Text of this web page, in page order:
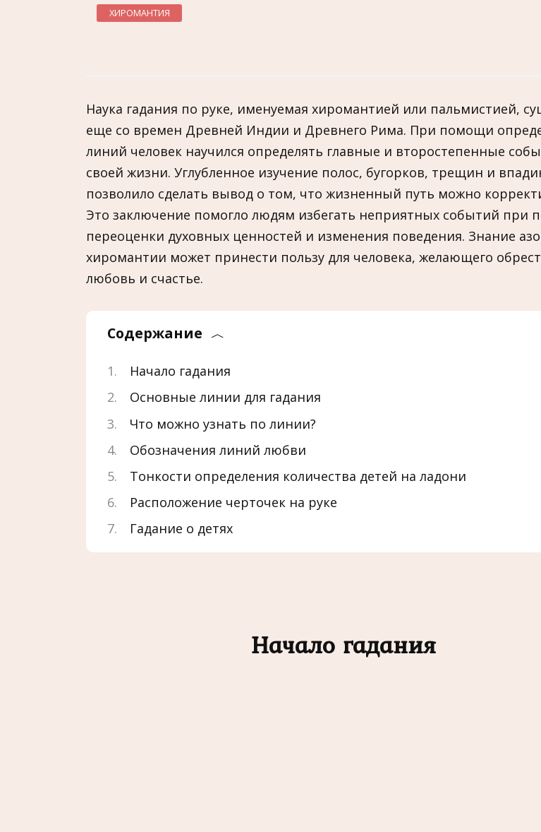
ХИРОМАНТИЯ
Наука гадания по руке, именуемая хиромантией или пальмистией,
еще со времен Древней Индии и Древнего Рима. При помощи
линий человек научился определять главные и второстепенные
своей жизни. Углубленное изучение полос, бугорков, трещин и
позволило сделать вывод о том, что жизненный путь можно
Это заключение помогло людям избегать неприятных событий при
переоценки духовных ценностей и изменения поведения. Знание
хиромантии может принести пользу для человека, желающего
любовь и счастье.
Содержание
Начало гадания
Основные линии для гадания
Что можно узнать по линии?
Обозначения линий любви
Тонкости определения количества детей на ладони
Расположение черточек на руке
Гадание о детях
Начало гадания